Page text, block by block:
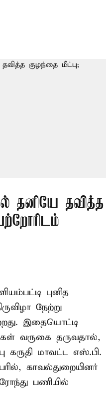
தனியே தவித்த
புனித
நேற்று
இதையொட்டி
வருகை தருவதால்,
கருதி மாவட்ட எஸ்.பி.
காவல்துறையினர்
ரோந்து பணியில்